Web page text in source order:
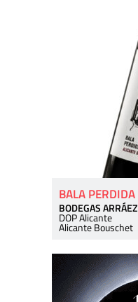
BALA PERDIDA
BODEGAS ARRÁEZ
DOP Alicante
Alicante Bouschet